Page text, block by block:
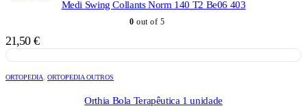
Medi Swing Collants Norm 140 T2 Be06 403
0 out of 5
21,50 €
ORTOPEDIA, ORTOPEDIA OUTROS
Orthia Bola Terapêutica 1 unidade